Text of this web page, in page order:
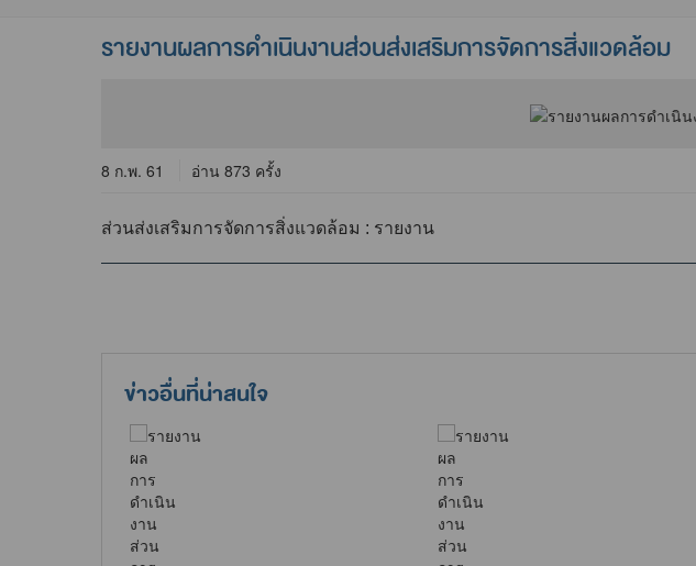
รายงานผลการดำเนินงานส่วนส่งเสริมการจัดการสิ่งแวดล้อม
8 ก.พ. 61 อ่าน 873 ครั้ง
ส่วนส่งเสริมการจัดการสิ่งแวดล้อม : รายงาน
ข่าวอื่นที่น่าสนใจ